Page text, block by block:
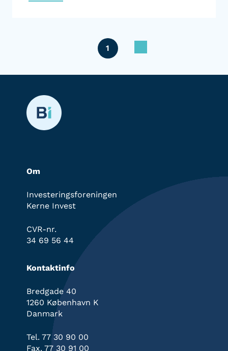
1
Om
Investeringsforeningen
Kerne Invest
CVR-nr.
34 69 56 44
Kontaktinfo
Bredgade 40
1260 København K
Danmark
Tel. 77 30 90 00
Fax. 77 30 91 00